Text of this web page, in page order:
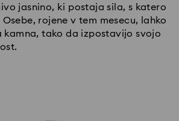
jasnino, ki postaja sila, s katero
rojene v tem mesecu, lahko
kamna, tako da izpostavijo svojo